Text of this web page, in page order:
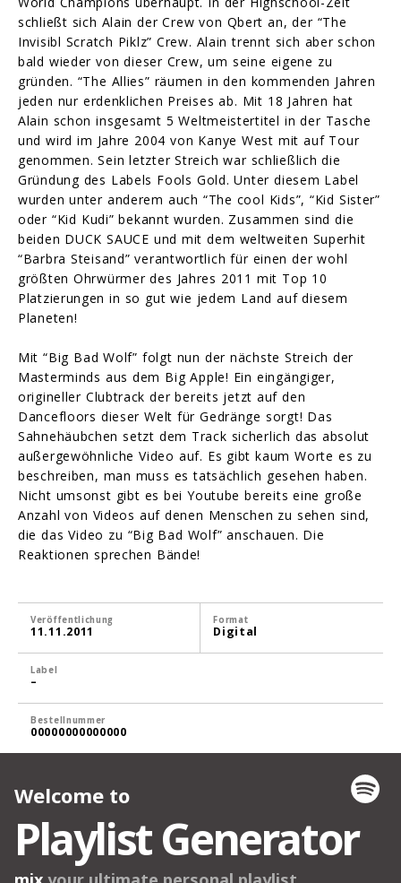
schließt sich Alain der Crew von Qbert an, der “The
Invisibl Scratch Piklz” Crew. Alain trennt sich aber schon
bald wieder von dieser Crew, um seine eigene zu
gründen. “The Allies” räumen in den kommenden Jahren
jeden nur erdenklichen Preises ab. Mit 18 Jahren hat
Alain schon insgesamt 5 Weltmeistertitel in der Tasche
und wird im Jahre 2004 von Kanye West mit auf Tour
genommen. Sein letzter Streich war schließlich die
Gründung des Labels Fools Gold. Unter diesem Label
wurden unter anderem auch “The cool Kids”, “Kid Sister”
oder “Kid Kudi” bekannt wurden. Zusammen sind die
beiden DUCK SAUCE und mit dem weltweiten Superhit
“Barbra Steisand” verantwortlich für einen der wohl
größten Ohrwürmer des Jahres 2011 mit Top 10
Platzierungen in so gut wie jedem Land auf diesem
Planeten!
Mit “Big Bad Wolf” folgt nun der nächste Streich der
Masterminds aus dem Big Apple! Ein eingängiger,
origineller Clubtrack der bereits jetzt auf den
Dancefloors dieser Welt für Gedränge sorgt! Das
Sahnehäubchen setzt dem Track sicherlich das absolut
außergewöhnliche Video auf. Es gibt kaum Worte es zu
beschreiben, man muss es tatsächlich gesehen haben.
Nicht umsonst gibt es bei Youtube bereits eine große
Anzahl von Videos auf denen Menschen zu sehen sind,
die das Video zu “Big Bad Wolf” anschauen. Die
Reaktionen sprechen Bände!
Veröffentlichung
11.11.2011
Format
Digital
Label
–
Bestellnummer
00000000000000